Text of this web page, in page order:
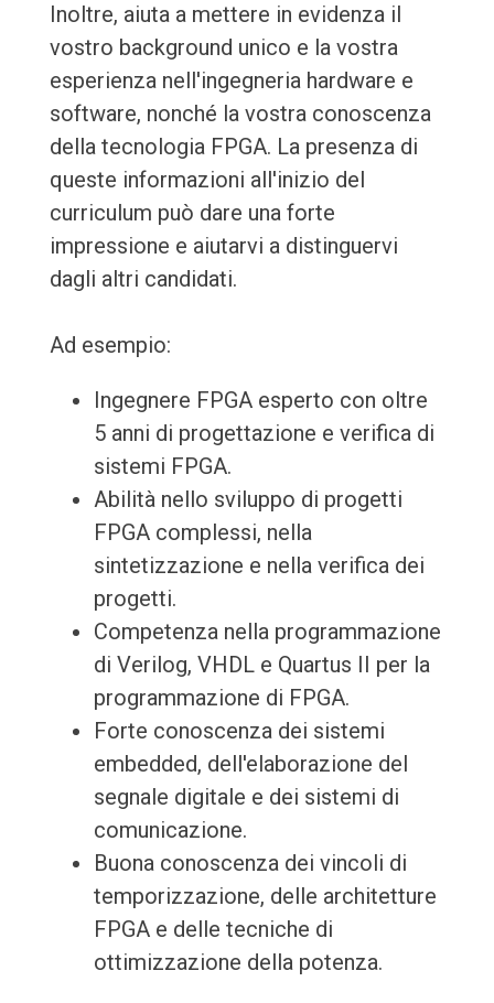
Inoltre, aiuta a mettere in evidenza il
vostro background unico e la vostra
esperienza nell'ingegneria hardware e
software, nonché la vostra conoscenza
della tecnologia FPGA. La presenza di
queste informazioni all'inizio del
curriculum può dare una forte
impressione e aiutarvi a distinguervi
dagli altri candidati.
Ad esempio:
Ingegnere FPGA esperto con oltre
5 anni di progettazione e verifica di
sistemi FPGA.
Abilità nello sviluppo di progetti
FPGA complessi, nella
sintetizzazione e nella verifica dei
progetti.
Competenza nella programmazione
di Verilog, VHDL e Quartus II per la
programmazione di FPGA.
Forte conoscenza dei sistemi
embedded, dell'elaborazione del
segnale digitale e dei sistemi di
comunicazione.
Buona conoscenza dei vincoli di
temporizzazione, delle architetture
FPGA e delle tecniche di
ottimizzazione della potenza.